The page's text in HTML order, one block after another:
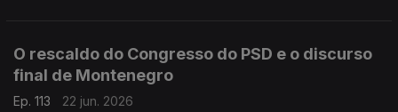
O rescaldo do Congresso do PSD e o discurso
final de Montenegro
Ep. 113
22 jun. 2026